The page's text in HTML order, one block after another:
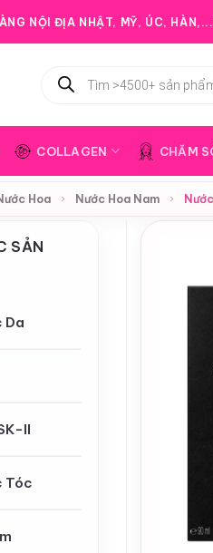
NỘI ĐỊA NHẬT, MỸ, ÚC,
kiếm
COLLAGEN CHĂM
Hoa › Nước Hoa Nam ›
SẢN
Da
II
Tóc